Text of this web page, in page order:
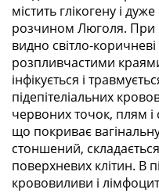
містить глікогену і
розчином Люголя. При
видно світло-коричневі
розпливчастими
інфікується і
підепітеліальних
червоних точок, плям і
що покриває
стоншений,
поверхневих клітин. В
крововиливи і